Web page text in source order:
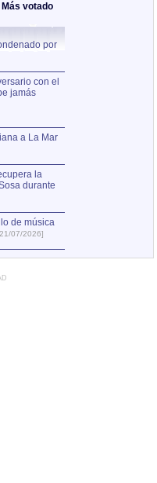
Más votado
por
con el
jamás
a La Mar
la
durante
de música
07/2026]